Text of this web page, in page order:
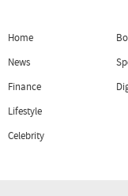
Home
News
Finance
Lifestyle
Celebrity